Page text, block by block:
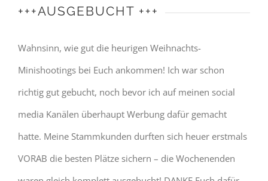
+++AUSGEBUCHT +++
Wahnsinn, wie gut die heurigen Weihnachts-
Minishootings bei Euch ankommen! Ich war schon
richtig gut gebucht, noch bevor ich auf meinen social
media Kanälen überhaupt Werbung dafür gemacht
hatte. Meine Stammkunden durften sich heuer erstmals
VORAB die besten Plätze sichern – die Wochenenden